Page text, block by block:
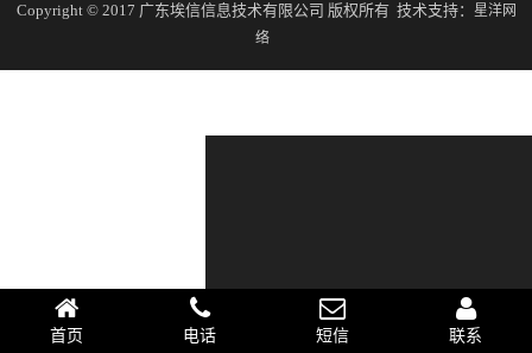
Copyright © 2017 广东埃信信息技术有限公司 版权所有 技术支持：
星洋网
络
首页 电话 短信 联系